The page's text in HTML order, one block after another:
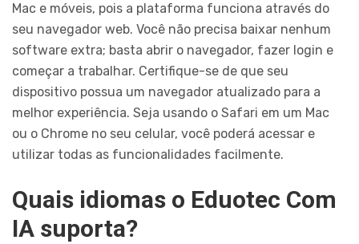
Mac e móveis, pois a plataforma funciona através do
seu navegador web. Você não precisa baixar nenhum
software extra; basta abrir o navegador, fazer login e
começar a trabalhar. Certifique-se de que seu
dispositivo possua um navegador atualizado para a
melhor experiência. Seja usando o Safari em um Mac
ou o Chrome no seu celular, você poderá acessar e
utilizar todas as funcionalidades facilmente.
Quais idiomas o Eduotec Com
IA suporta?